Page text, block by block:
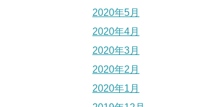
2020年5月
2020年4月
2020年3月
2020年2月
2020年1月